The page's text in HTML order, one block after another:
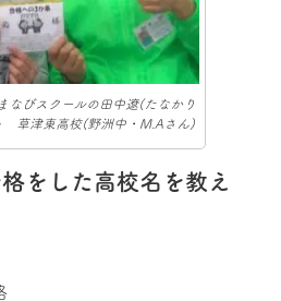
なびスクールの田中遼(たなかり
草津東高校(野洲中・M.Aさん)
をした高校名を教え